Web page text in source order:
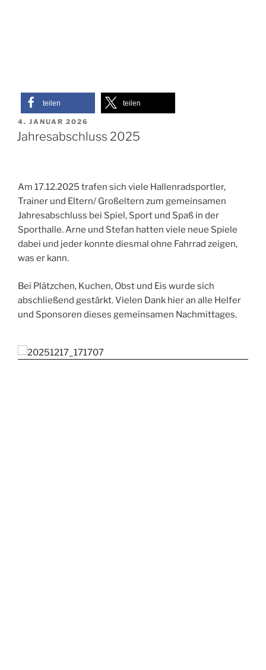
teilen teilen
VERÖFFENTLICHT
AM
4. JANUAR 2026
Jahresabschluss 2025
Am 17.12.2025 trafen sich viele Hallenradsportler,
Trainer und Eltern/ Großeltern zum gemeinsamen
Jahresabschluss bei Spiel, Sport und Spaß in der
Sporthalle. Arne und Stefan hatten viele neue Spiele
dabei und jeder konnte diesmal ohne Fahrrad zeigen,
was er kann.
Bei Plätzchen, Kuchen, Obst und Eis wurde sich
abschließend gestärkt. Vielen Dank hier an alle Helfer
und Sponsoren dieses gemeinsamen Nachmittages.